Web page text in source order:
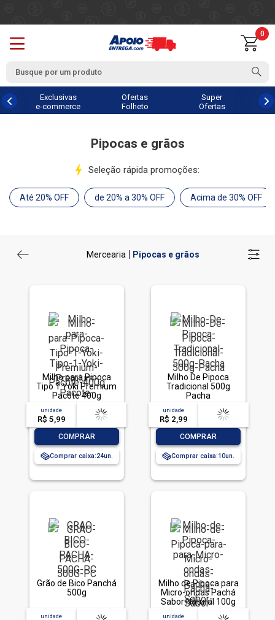
0
Exclusivas
e-commerce
Ofertas
Folheto
Super
Ofertas
Pipocas e grãos
Seleção rápida promoções:
Até 20% OFF de 20% a 30% OFF Acima de 30% OFF
Mercearia Pipocas e grãos
Milho para Pipoca
Tipo 1 Yoki Premium
Pacote 400g
unidade
R$ 5,99
acima de
-- --,--un.
COMPRAR
Comprar caixa:24
Milho De Pipoca
Tradicional 500g
Pacha
unidade
R$ 2,99
acima de
-- --,--un.
COMPRAR
Comprar caixa:10
Grão de Bico Panchá
500g
unidade acima de
Milho de Pipoca para
Micro-ondas Pachá
Sabor Natural 100g
unidade acima de